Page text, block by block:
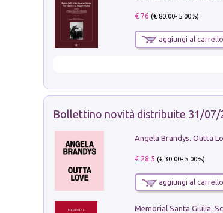
€ 76 (€80.00- 5.00%)
aggiungi al carrello
Bollettino novità distribuite 31/07/
Angela Brandys. Outta
€ 28.5 (€30.00- 5.00%)
aggiungi al carrello